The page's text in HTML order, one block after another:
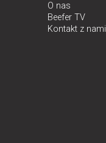
O nas
Beefer TV
Kontakt z nami